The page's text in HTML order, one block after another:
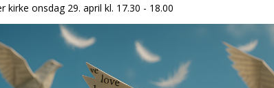
kirke onsdag 29. april kl. 17.30 - 18.00